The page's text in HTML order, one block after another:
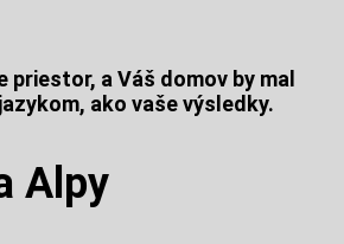
priestor, a Váš domov by mal
ako vaše výsledky.
Alpy